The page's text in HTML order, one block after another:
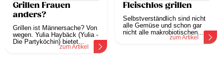
Grillen Frauen
anders?
Grillen ist Männersache? Von
wegen. Yulia Haybäck (Yulia -
Die Partyköchin) bietet...
zum Artikel
Fleischlos grillen
Selbstverständlich sind nicht
alle Gemüse und schon gar
nicht alle makrobiotischen...
zum Artikel